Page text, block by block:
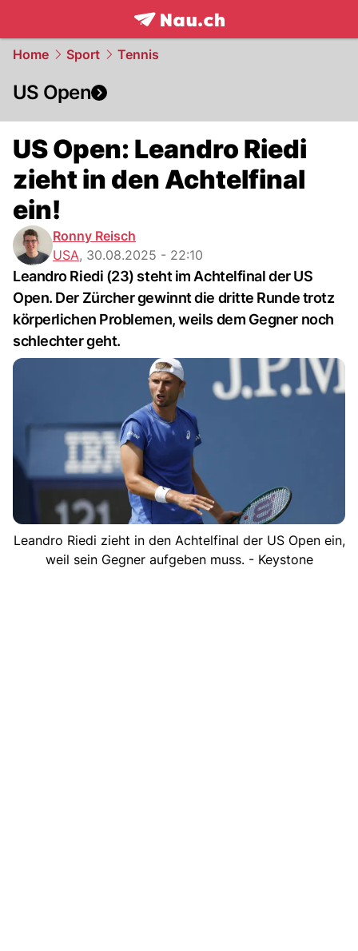
frontpage.NAU.ch
Home Sport Tennis
US Open
US Open: Leandro Riedi
zieht in den Achtelfinal
ein!
Ronny Reisch
USA, 30.08.2025 - 22:10
Leandro Riedi (23) steht im Achtelfinal der US
Open. Der Zürcher gewinnt die dritte Runde trotz
körperlichen Problemen, weils dem Gegner noch
schlechter geht.
Leandro Riedi zieht in den Achtelfinal der US Open ein,
weil sein Gegner aufgeben muss. - Keystone